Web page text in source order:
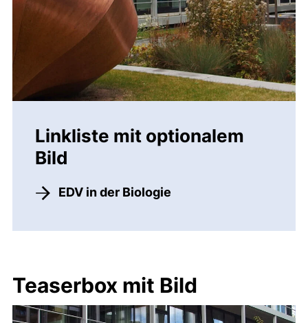
Linkliste mit optionalem
Bild
EDV in der Biologie
Teaserbox mit Bild